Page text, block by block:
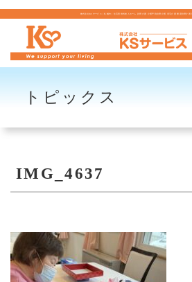
株式会社KSサービス｜札幌市｜住宅型有料老人ホーム 訪問介護 介護予防訪問介護 居宅介護 重度訪問介護
トピックス
IMG_4637